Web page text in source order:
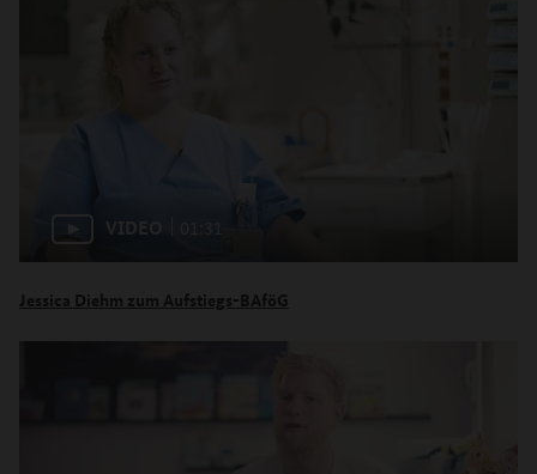
Jessica Diehm zum Aufstiegs-BAföG
VIDEO